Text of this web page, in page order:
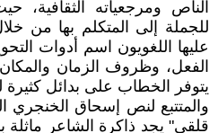
الناص ومرجعياته الثقافية،
للجملة إلى المتكلم بها من
عليها اللغويون اسم أدوات
الفعل، وظروف الزمان
يتوفر الخطاب على بدائل كثيرة
والمتتبع لنص إسحاق الخنجري
قلقي" يجد ذاكرة الشاعر